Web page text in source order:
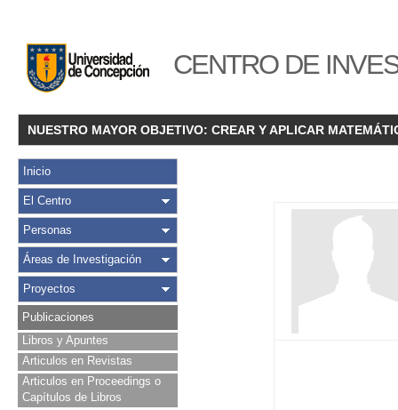
CENTRO DE
NUESTRO MAYOR OBJETIVO: CREAR Y APLICAR
Inicio
El Centro
Personas
Áreas de Investigación
Proyectos
Publicaciones
Libros y Apuntes
Articulos en Revistas
Articulos en Proceedings o
Capítulos de Libros